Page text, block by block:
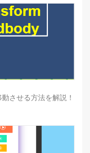
させる方法を解説！